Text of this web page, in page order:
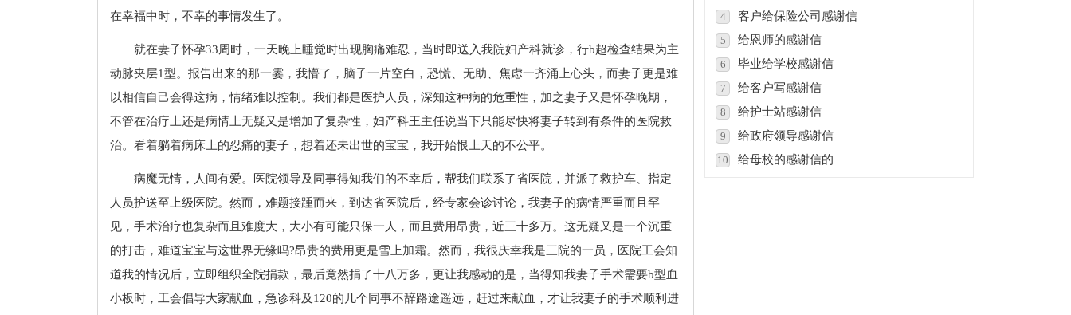
在幸福中时，不幸的事情发生了。
就在妻子怀孕33周时，一天晚上睡觉时出现胸痛难忍，当时即送入我院妇产科就诊，行b超检查结果为主
动脉夹层1型。报告出来的那一霎，我懵了，脑子一片空白，恐慌、无助、焦虑一齐涌上心头，而妻子更是难
以相信自己会得这病，情绪难以控制。我们都是医护人员，深知这种病的危重性，加之妻子又是怀孕晚期，
不管在治疗上还是病情上无疑又是增加了复杂性，妇产科王主任说当下只能尽快将妻子转到有条件的医院救
治。看着躺着病床上的忍痛的妻子，想着还未出世的宝宝，我开始恨上天的不公平。
病魔无情，人间有爱。医院领导及同事得知我们的不幸后，帮我们联系了省医院，并派了救护车、指定
人员护送至上级医院。然而，难题接踵而来，到达省医院后，经专家会诊讨论，我妻子的病情严重而且罕
见，手术治疗也复杂而且难度大，大小有可能只保一人，而且费用昂贵，近三十多万。这无疑又是一个沉重
的打击，难道宝宝与这世界无缘吗?昂贵的费用更是雪上加霜。然而，我很庆幸我是三院的一员，医院工会知
道我的情况后，立即组织全院捐款，最后竟然捐了十八万多，更让我感动的是，当得知我妻子手术需要b型血
小板时，工会倡导大家献血，急诊科及120的几个同事不辞路途遥远，赶过来献血，才让我妻子的手术顺利进
4 客户给保险公司感谢信
5 给恩师的感谢信
6 毕业给学校感谢信
7 给客户写感谢信
8 给护士站感谢信
9 给政府领导感谢信
10 给母校的感谢信的